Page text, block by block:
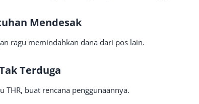
Mendesak
ragu memindahkan dana dari pos lain.
Terduga
THR, buat rencana penggunaannya.